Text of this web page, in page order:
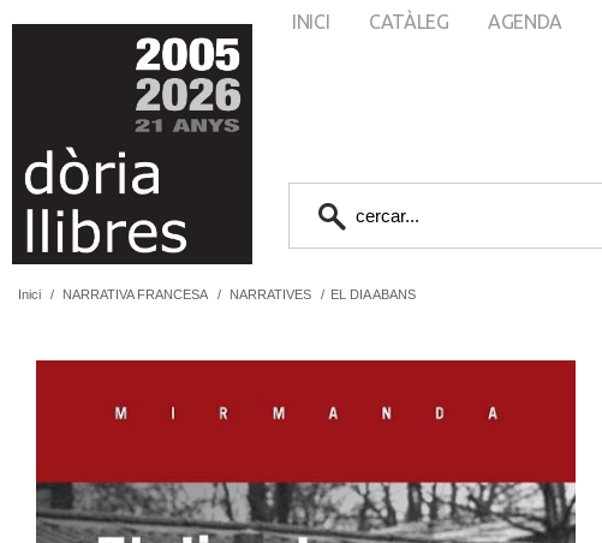
INICI CATÀLEG AGENDA
Inici / NARRATIVA FRANCESA / NARRATIVES / EL DIA ABANS